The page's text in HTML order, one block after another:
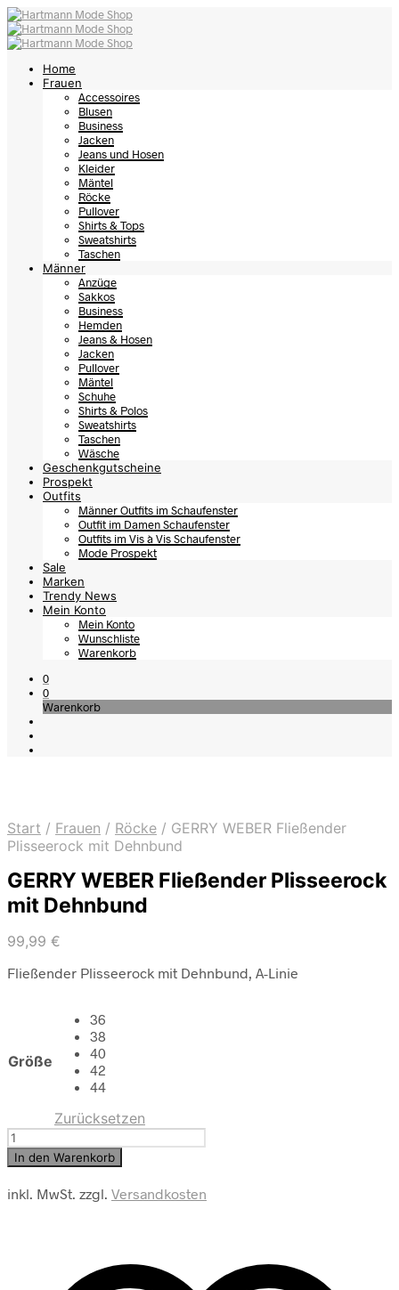
Home
Frauen
Accessoires
Blusen
Business
Jacken
Jeans und Hosen
Kleider
Mäntel
Röcke
Pullover
Shirts & Tops
Sweatshirts
Taschen
Männer
Anzüge
Sakkos
Business
Hemden
Jeans & Hosen
Jacken
Pullover
Mäntel
Schuhe
Shirts & Polos
Sweatshirts
Taschen
Wäsche
Geschenkgutscheine
Prospekt
Outfits
Männer Outfits im Schaufenster
Outfit im Damen Schaufenster
Outfits im Vis à Vis Schaufenster
Mode Prospekt
Sale
Marken
Trendy News
Mein Konto
Mein Konto
Wunschliste
Warenkorb
0
0
Warenkorb
Start / Frauen / Röcke / GERRY WEBER Fließender
Plisseerock mit Dehnbund
GERRY WEBER Fließender Plisseerock
mit Dehnbund
99,99 €
Fließender Plisseerock mit Dehnbund, A-Linie
Größe
36
38
40
42
44
Zurücksetzen
GERRY
WEBER
Fließender
Plisseerock
In den Warenkorb
inkl. MwSt. zzgl. Versandkosten